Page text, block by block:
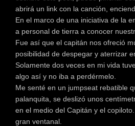
abrirá un link con la canción,
En el marco de una iniciativa de la
a personal de tierra a conocer
Fue así que el capitán nos ofreció
posibilidad de despegar y aterrizar
Solamente dos veces en mi vida
algo así y no iba a perdérmelo.
Me senté en un jumpseat rebatible
palanquita, se deslizó unos
en el medio del Capitán y el
gran ventanal.